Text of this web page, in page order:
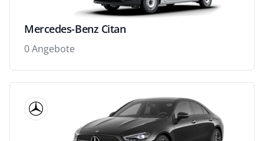
Mercedes-Benz Citan
0 Angebote